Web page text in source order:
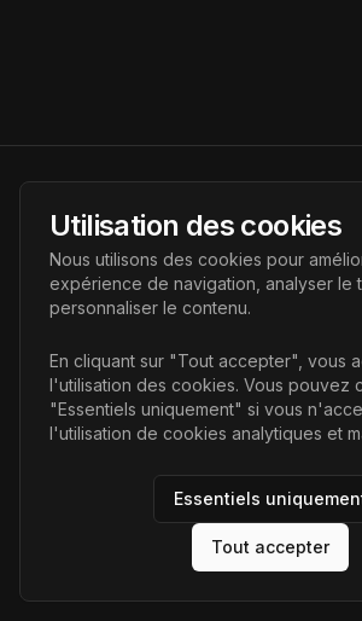
AI Futur
Portail de l'avenir de l'intelligence
découvrir les dernières technologies IA.
Liens
Accueil
Articles
AI Futur. Tous droits
Utilisation des cookies
Nous utilisons des cookies pour
expérience de navigation, analyser le
personnaliser le contenu.
En cliquant sur "Tout accepter", vous
l'utilisation des cookies. Vous pouvez
"Essentiels uniquement" si vous
l'utilisation de cookies analytiques et
Essentiels
Tout accepter